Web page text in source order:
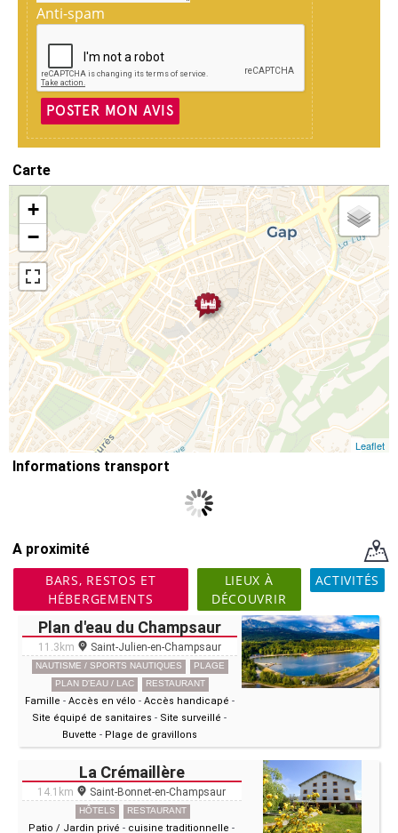
Anti-spam
POSTER MON AVIS
Carte
+
−
Leaflet
Informations transport
A proximité
BARS, RESTOS ET
HÉBERGEMENTS
LIEUX À
DÉCOUVRIR
ACTIVITÉS
Plan d'eau du Champsaur
11.3km Saint-Julien-en-Champsaur
NAUTISME / SPORTS NAUTIQUES
PLAGE
PLAN D'EAU / LAC
RESTAURANT
Famille - Accès en vélo - Accès handicapé -
Site équipé de sanitaires - Site surveillé -
Buvette - Plage de gravillons
La Crémaillère
14.1km Saint-Bonnet-en-Champsaur
HÔTELS RESTAURANT
Patio / Jardin privé - cuisine traditionnelle -